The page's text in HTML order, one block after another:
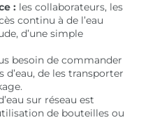
: les collaborateurs, les
continu à de l’eau
d’une simple
besoin de commander
de les transporter
sur réseau est
de bouteilles ou